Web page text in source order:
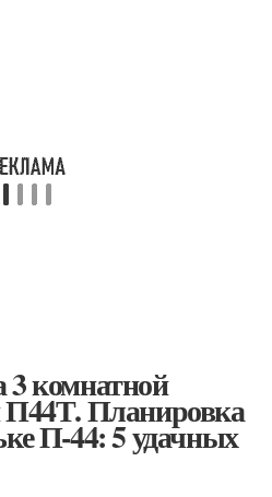
комнатной
Планировка
П-44: 5 удачных